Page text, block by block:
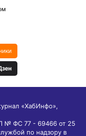
«ХабИнфо»,
№ ФС 77 - 69466 от 25
по надзору в